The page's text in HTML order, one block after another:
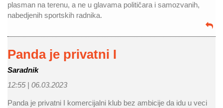
plasman na terenu, a ne u glavama političara i samozvanih,
nabedjenih sportskih radnika.
Panda je privatni I
Saradnik
12:55 | 06.03.2023
Panda je privatni I komercijalni klub bez ambicije da idu u veci